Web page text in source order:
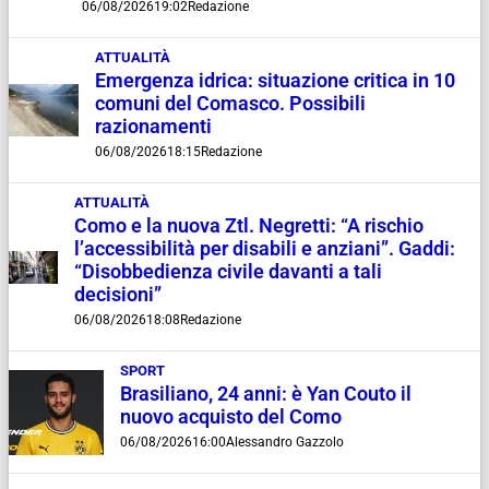
06/08/202619:02Redazione
ATTUALITÀ
Emergenza idrica: situazione critica in 10
comuni del Comasco. Possibili
razionamenti
06/08/202618:15Redazione
ATTUALITÀ
Como e la nuova Ztl. Negretti: “A rischio
l’accessibilità per disabili e anziani”. Gaddi:
“Disobbedienza civile davanti a tali
decisioni”
06/08/202618:08 Redazione
SPORT
Brasiliano, 24 anni: è Yan Couto il
nuovo acquisto del Como
06/08/202616:00Alessandro Gazzolo